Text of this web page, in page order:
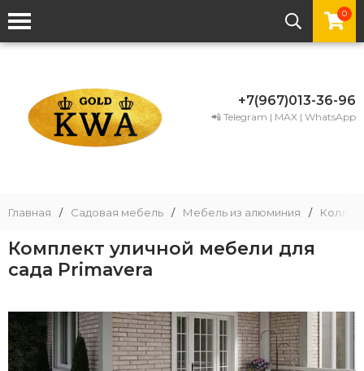
0
+7(967)013-36-96
📲 Telegram | MAX | WhatsApp
Главная / Садовая мебель / Мебель из алюминия /
Комплект уличной мебели для
сада Primavera